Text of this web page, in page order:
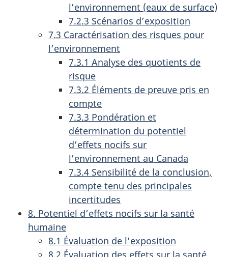
l’environnement (eaux de surface)
7.2.3 Scénarios d’exposition
7.3 Caractérisation des risques pour
l’environnement
7.3.1 Analyse des quotients de
risque
7.3.2 Éléments de preuve pris en
compte
7.3.3 Pondération et
détermination du potentiel
d’effets nocifs sur
l’environnement au Canada
7.3.4 Sensibilité de la conclusion,
compte tenu des principales
incertitudes
8. Potentiel d’effets nocifs sur la santé
humaine
8.1 Évaluation de l’exposition
8.2 Évaluation des effets sur la santé